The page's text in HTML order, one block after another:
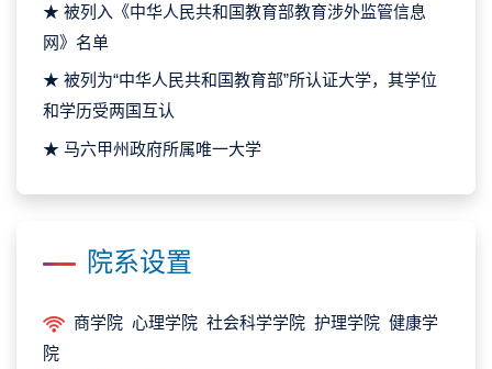
★ 被列入《中华人民共和国教育部教育涉外监管信息
网》名单
★ 被列为“中华人民共和国教育部”所认证大学，其学位
和学历受两国互认
★ 马六甲州政府所属唯一大学
院系设置
商学院 心理学院 社会科学学院 护理学院 健康学
院